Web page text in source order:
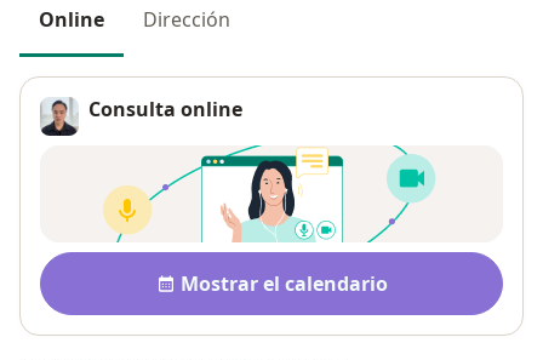
Online Dirección
Consulta online
Disponibilidad
Mostrar el calendario